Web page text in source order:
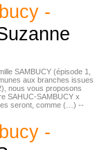
-
SAMBUCY (épisode 1,
aux branches issues
nous vous proposons
SAHUC-SAMBUCY x
seront, comme (…) --
-